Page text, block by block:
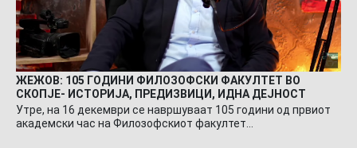
ЖЕЖОВ: 105 ГОДИНИ ФИЛОЗОФСКИ ФАКУЛТЕТ ВО
СКОПЈЕ- ИСТОРИЈА, ПРЕДИЗВИЦИ, ИДНА ДЕЈНОСТ
Утре, на 16 декември се навршуваат 105 години од првиот
академски час на Филозофскиот факултет…